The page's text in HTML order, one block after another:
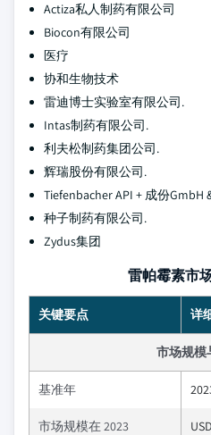
Actiza私人制药有限公司
Biocon有限公司
医疗
协和生物技术
雷迪博士实验室有限公司.
Intas制药有限公司.
利夫松制药集团公司.
辉瑞股份有限公司.
Tiefenbacher API + 成份GmbH
种子制药有限公司.
Zydus集团
雷帕霉素市
关键要点 详
市场规模
基准年
市场规模在 2023